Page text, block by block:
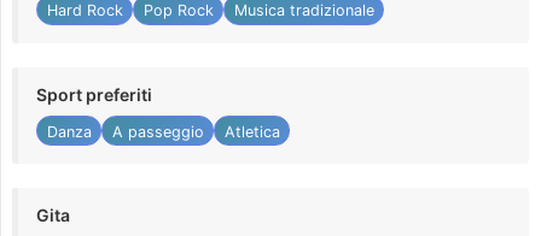
Hard Rock Pop Rock Musica tradizionale
Sport preferiti
Danza A passeggio Atletica
Gita